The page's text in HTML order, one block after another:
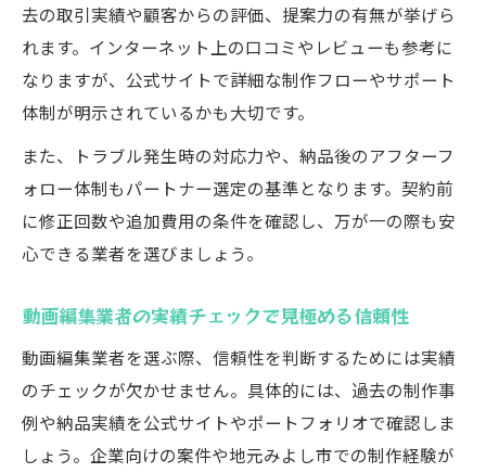
去の取引実績や顧客からの評価、提案力の有無が挙げら
れます。インターネット上の口コミやレビューも参考に
なりますが、公式サイトで詳細な制作フローやサポート
体制が明示されているかも大切です。
また、トラブル発生時の対応力や、納品後のアフターフ
ォロー体制もパートナー選定の基準となります。契約前
に修正回数や追加費用の条件を確認し、万が一の際も安
心できる業者を選びましょう。
動画編集業者の実績チェックで見極める信頼性
動画編集業者を選ぶ際、信頼性を判断するためには実績
のチェックが欠かせません。具体的には、過去の制作事
例や納品実績を公式サイトやポートフォリオで確認しま
しょう。企業向けの案件や地元みよし市での制作経験が